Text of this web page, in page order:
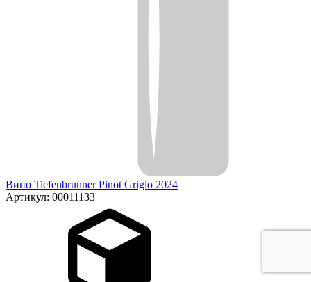
Вино Tiefenbrunner Pinot Grigio 2024
Артикул: 00011133